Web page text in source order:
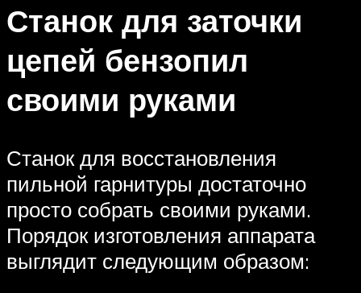
Станок для заточки
цепей бензопил
своими руками
Станок для восстановления
пильной гарнитуры достаточно
просто собрать своими руками.
Порядок изготовления аппарата
выглядит следующим образом: